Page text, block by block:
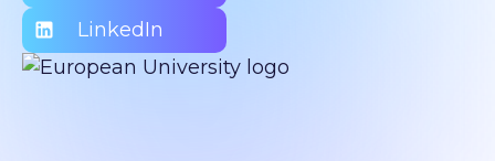
LinkedIn